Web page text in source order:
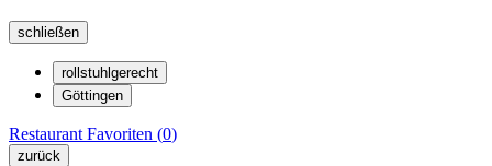
schließen
rollstuhlgerecht
Göttingen
Restaurant Favoriten (0)
zurück